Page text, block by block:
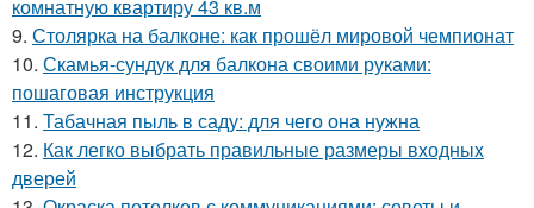
комнатную квартиру 43 кв.м
9. Столярка на балконе: как прошёл мировой чемпионат
10. Скамья-сундук для балкона своими руками:
пошаговая инструкция
11. Табачная пыль в саду: для чего она нужна
12. Как легко выбрать правильные размеры входных
дверей